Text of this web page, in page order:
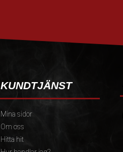
KUNDTJÄNST
Mina sidor
Om oss
Hitta hit